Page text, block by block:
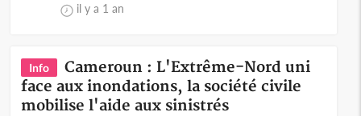
il y a 1 an
Info
Cameroun : L'Extrême-Nord uni
face aux inondations, la société civile
mobilise l'aide aux sinistrés